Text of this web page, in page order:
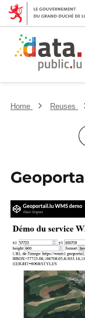
Home Reuses